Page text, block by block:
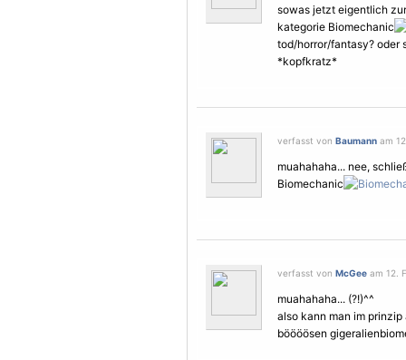
sowas jetzt eigentlich zur
kategorie Biomechanic
tod/horror/fantasy? oder
*kopfkratz*
verfasst von Baumann am
muahahaha... nee,
Biomechanic
verfasst von McGee am 12.
muahahaha... (?!)^^
also kann man im
böööösen